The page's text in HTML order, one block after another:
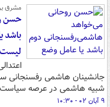
مشرق
حسن
باشد
لیست
جانشینان هاشمی رفسنجانی
شبیه هاشمی در عرصه
۹ آبان ۰۲ - ۱۰:۳۰